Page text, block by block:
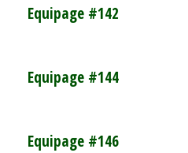
Equipage #142
Equipage #144
Equipage #146